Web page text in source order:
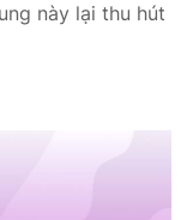
này lại thu hút